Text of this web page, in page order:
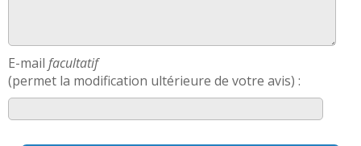
E-mail facultatif
(permet la modification ultérieure de votre avis) :